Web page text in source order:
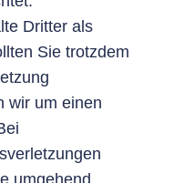
Dritter als
Sie trotzdem
wir um einen
umgehend